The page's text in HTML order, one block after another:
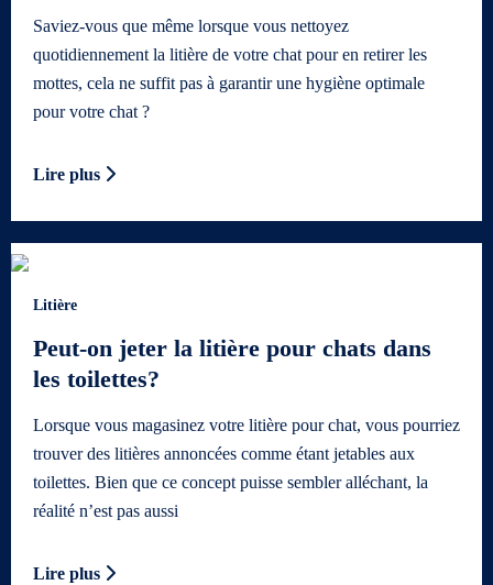
Saviez-vous que même lorsque vous nettoyez
quotidiennement la litière de votre chat pour en retirer les
mottes, cela ne suffit pas à garantir une hygiène optimale
pour votre chat ?
Lire plus
Litière
Peut-on jeter la litière pour chats dans
les toilettes?
Lorsque vous magasinez votre litière pour chat, vous pourriez
trouver des litières annoncées comme étant jetables aux
toilettes. Bien que ce concept puisse sembler alléchant, la
réalité n’est pas aussi
Lire plus